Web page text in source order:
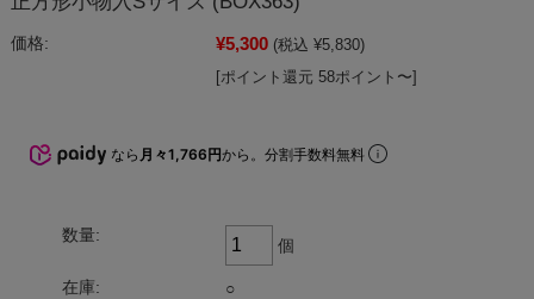
価格: ¥5,300 (税込 ¥5,830)
[ポイント還元 58ポイント〜]
なら 月々1,766円から。分割手数料無料
数量:
個
在庫: ○